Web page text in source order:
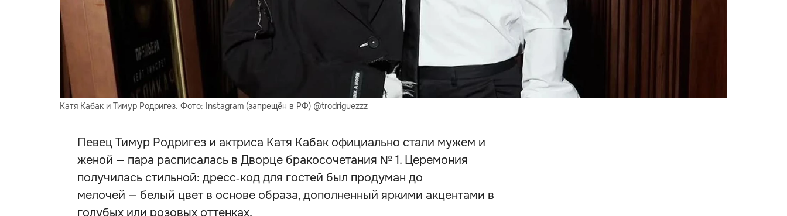
Катя Кабак и Тимур Родригез. Фото: Instagram (запрещён в РФ) @trodriguezzz
Певец Тимур Родригез и актриса Катя Кабак официально стали мужем и
женой — пара расписалась в Дворце бракосочетания № 1. Церемония
получилась стильной: дресс‑код для гостей был продуман до
мелочей — белый цвет в основе образа, дополненный яркими акцентами в
голубых или розовых оттенках.